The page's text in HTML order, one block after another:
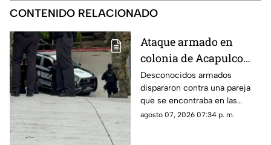
CONTENIDO RELACIONADO
Ataque armado en
colonia de Acapulco
deja dos lesionados
Desconocidos armados
dispararon contra una pareja
que se encontraba en las
inmediaciones de la colonia
agosto 07, 2026 07:34 p. m.